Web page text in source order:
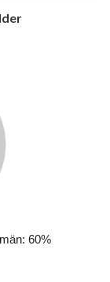
60%